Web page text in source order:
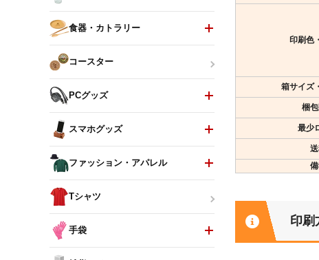
印刷色
箱サイズ
梱
最少
印刷
食器・カトラリー
コースター
PCグッズ
スマホグッズ
ファッション・アパレル
Tシャツ
手袋